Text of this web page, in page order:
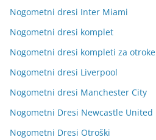
Nogometni dresi Inter Miami
Nogometni dresi komplet
Nogometni dresi kompleti za otroke
Nogometni dresi Liverpool
Nogometni dresi Manchester City
Nogometni Dresi Newcastle United
Nogometni Dresi Otroški